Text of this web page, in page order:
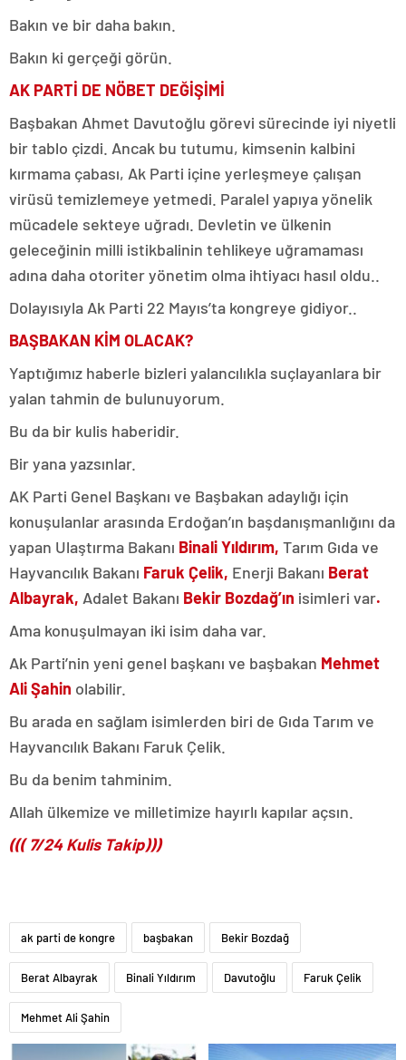
Bakın ve bir daha bakın.
Bakın ki gerçeği görün.
AK PARTİ DE NÖBET DEĞİŞİMİ
Başbakan Ahmet Davutoğlu görevi sürecinde iyi niyetli
bir tablo çizdi. Ancak bu tutumu, kimsenin kalbini
kırmama çabası, Ak Parti içine yerleşmeye çalışan
virüsü temizlemeye yetmedi. Paralel yapıya yönelik
mücadele sekteye uğradı. Devletin ve ülkenin
geleceğinin milli istikbalinin tehlikeye uğramaması
adına daha otoriter yönetim olma ihtiyacı hasıl oldu..
Dolayısıyla Ak Parti 22 Mayıs’ta kongreye gidiyor..
BAŞBAKAN KİM OLACAK?
Yaptığımız haberle bizleri yalancılıkla suçlayanlara bir
yalan tahmin de bulunuyorum.
Bu da bir kulis haberidir.
Bir yana yazsınlar.
AK Parti Genel Başkanı ve Başbakan adaylığı için
konuşulanlar arasında Erdoğan’ın başdanışmanlığını da
yapan Ulaştırma Bakanı Binali Yıldırım, Tarım Gıda ve
Hayvancılık Bakanı Faruk Çelik, Enerji Bakanı Berat
Albayrak, Adalet Bakanı Bekir Bozdağ’ın isimleri var.
Ama konuşulmayan iki isim daha var.
Ak Parti’nin yeni genel başkanı ve başbakan Mehmet
Ali Şahin olabilir.
Bu arada en sağlam isimlerden biri de Gıda Tarım ve
Hayvancılık Bakanı Faruk Çelik.
Bu da benim tahminim.
Allah ülkemize ve milletimize hayırlı kapılar açsın.
((( 7/24 Kulis Takip)))
ak parti de kongre başbakan Bekir Bozdağ
Berat Albayrak Binali Yıldırım Davutoğlu Faruk Çelik
Mehmet Ali Şahin